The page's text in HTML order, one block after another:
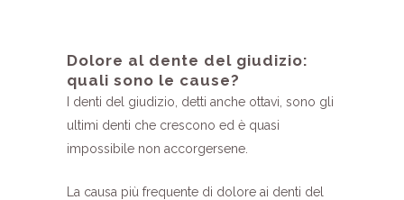
Dolore al dente del giudizio:
quali sono le cause?
I denti del giudizio, detti anche ottavi, sono gli
ultimi denti che crescono ed è quasi
impossibile non accorgersene.
La causa più frequente di dolore ai denti del